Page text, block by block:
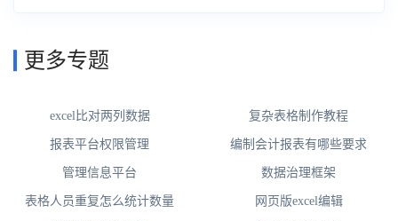
更多专题
excel比对两列数据 复杂表格制作教程
报表平台权限管理 编制会计报表有哪些要求
管理信息平台 数据治理框架
表格人员重复怎么统计数量 网页版excel编辑